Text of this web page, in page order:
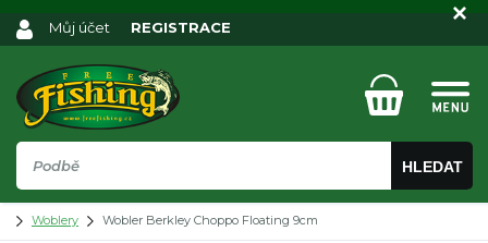
HLEDAT
Můj účet REGISTRACE
Woblery Wobler Berkley Choppo Floating 9cm